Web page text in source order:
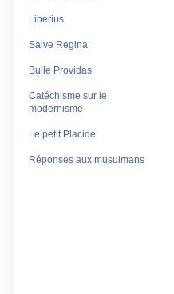
Liberius
Salve Regina
Bulle Providas
Catéchisme sur le
modernisme
Le petit Placide
Réponses aux musulmans